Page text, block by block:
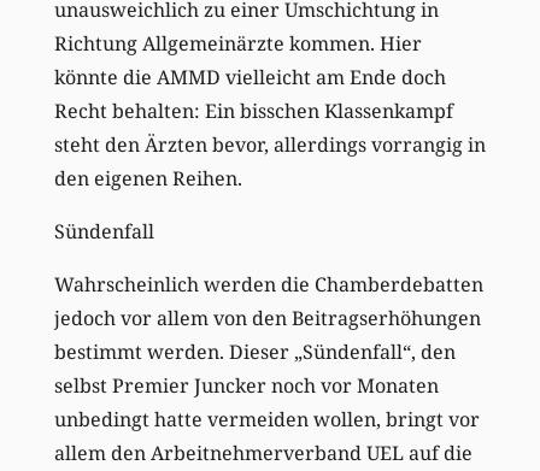
unausweichlich zu einer Umschichtung in
Richtung Allgemeinärzte kommen. Hier
könnte die AMMD vielleicht am Ende doch
Recht behalten: Ein bisschen Klassenkampf
steht den Ärzten bevor, allerdings vorrangig in
den eigenen Reihen.
Sündenfall
Wahrscheinlich werden die Chamberdebatten
jedoch vor allem von den Beitragserhöhungen
bestimmt werden. Dieser „Sündenfall“, den
selbst Premier Juncker noch vor Monaten
unbedingt hatte vermeiden wollen, bringt vor
allem den Arbeitnehmerverband UEL auf die